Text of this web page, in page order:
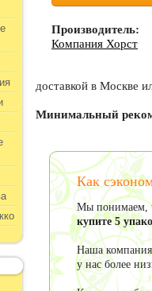
Производитель:
Компания Хорст
доставкой в Москве
Минимальный
Как
Мы понимаем,
купите 5
Наша
у нас более